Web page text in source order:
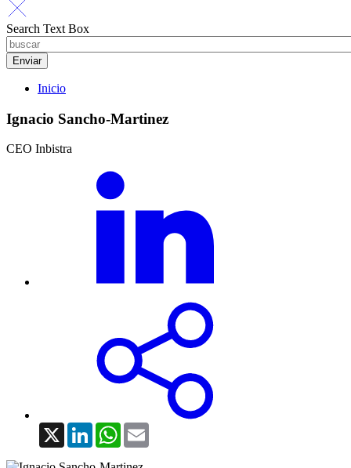
Search Text Box
Inicio
Ignacio Sancho-Martinez
CEO Inbistra
X LinkedInWhatsApp